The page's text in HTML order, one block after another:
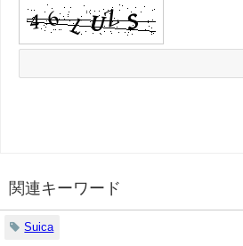
関連キーワード
Suica